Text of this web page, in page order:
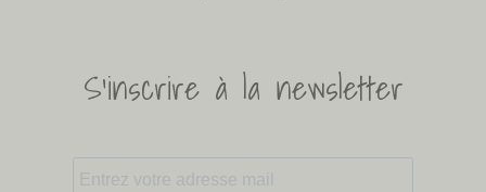
S'inscrire à la newsletter